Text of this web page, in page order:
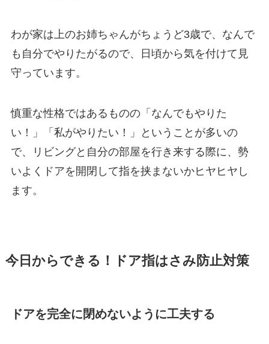
わが家は上のお姉ちゃんがちょうど3歳で、なんで
も自分でやりたがるので、日頃から気を付けて見
守っています。
慎重な性格ではあるものの「なんでもやりた
い！」「私がやりたい！」ということが多いの
で、リビングと自分の部屋を行き来する際に、勢
いよくドアを開閉して指を挟まないかヒヤヒヤし
ます。
今日からできる！ドア指はさみ防止対策
ドアを完全に閉めないように工夫する